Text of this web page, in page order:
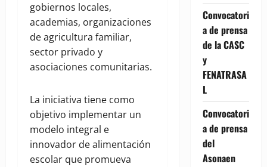
gobiernos locales,
academias, organizaciones
de agricultura familiar,
sector privado y
asociaciones comunitarias.
La iniciativa tiene como
objetivo implementar un
modelo integral e
innovador de alimentación
escolar que promueva
Convocatori
a de prensa
de la CASC
y
FENATRASA
L
Convocatori
a de prensa
del
Asonaen